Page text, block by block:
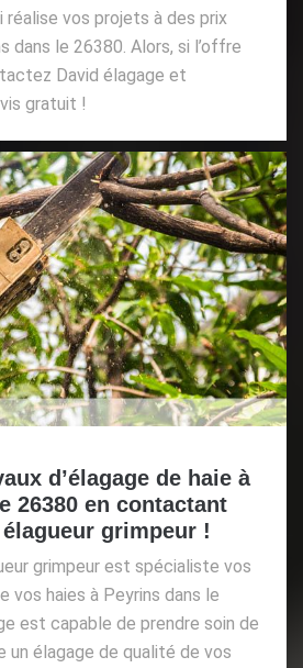
vos projets à des prix
dans le 26380. Alors, si l’offre
David élagage et
gratuit !
d’élagage de haie à
26380 en contactant
grimpeur !
grimpeur est spécialiste vos
vos haies à Peyrins dans le
est capable de prendre soin de
un élagage de qualité de vos